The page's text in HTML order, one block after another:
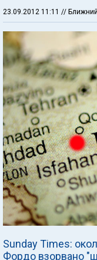
23.09.2012 11:11 //
Sunday Times:
Фордо взорвано